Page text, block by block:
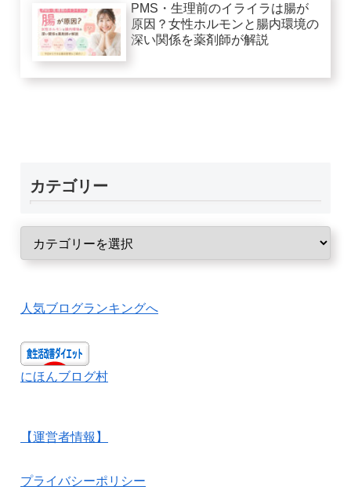
PMS・生理前のイライラは腸が
原因？女性ホルモンと腸内環境の
深い関係を薬剤師が解説
カテゴリー
人気ブログランキングへ
にほんブログ村
【運営者情報】
プライバシーポリシー